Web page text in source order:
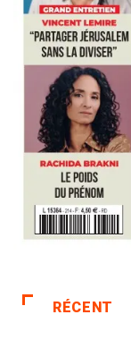
RÉCENT